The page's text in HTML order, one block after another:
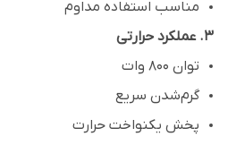
مناسب استفاده مداوم
۳. عملکرد حرارتی
توان 800 وات
گرم‌شدن سریع
پخش یکنواخت حرارت